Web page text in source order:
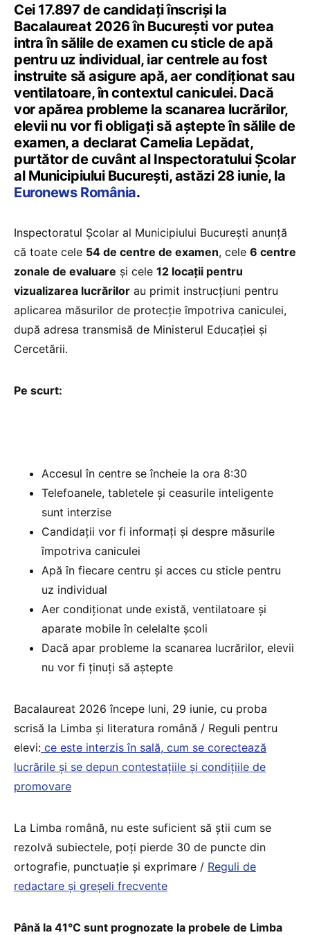
Cei 17.897 de candidați înscriși la
Bacalaureat 2026 în București vor putea
intra în sălile de examen cu sticle de apă
pentru uz individual, iar centrele au fost
instruite să asigure apă, aer condiționat sau
ventilatoare, în contextul caniculei. Dacă
vor apărea probleme la scanarea lucrărilor,
elevii nu vor fi obligați să aștepte în sălile de
examen, a declarat Camelia Lepădat,
purtător de cuvânt al Inspectoratului Școlar
al Municipiului București, astăzi 28 iunie, la
Euronews România.
Inspectoratul Școlar al Municipiului București anunță
că toate cele 54 de centre de examen, cele 6 centre
zonale de evaluare și cele 12 locații pentru
vizualizarea lucrărilor au primit instrucțiuni pentru
aplicarea măsurilor de protecție împotriva caniculei,
după adresa transmisă de Ministerul Educației și
Cercetării.
Pe scurt:
Accesul în centre se încheie la ora 8:30
Telefoanele, tabletele și ceasurile inteligente
sunt interzise
Candidații vor fi informați și despre măsurile
împotriva caniculei
Apă în fiecare centru și acces cu sticle pentru
uz individual
Aer condiționat unde există, ventilatoare și
aparate mobile în celelalte școli
Dacă apar probleme la scanarea lucrărilor, elevii
nu vor fi ținuți să aștepte
Bacalaureat 2026 începe luni, 29 iunie, cu proba
scrisă la Limba și literatura română / Reguli pentru
elevi: ce este interzis în sală, cum se corectează
lucrările și se depun contestațiile și condițiile de
promovare
La Limba română, nu este suficient să știi cum se
rezolvă subiectele, poți pierde 30 de puncte din
ortografie, punctuație și exprimare / Reguli de
redactare și greșeli frecvente
Până la 41°C sunt prognozate la probele de Limba